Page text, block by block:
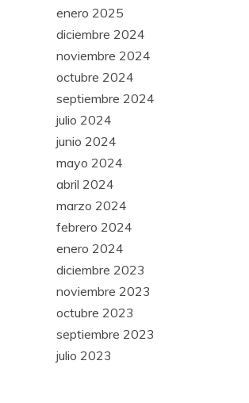
enero 2025
diciembre 2024
noviembre 2024
octubre 2024
septiembre 2024
julio 2024
junio 2024
mayo 2024
abril 2024
marzo 2024
febrero 2024
enero 2024
diciembre 2023
noviembre 2023
octubre 2023
septiembre 2023
julio 2023